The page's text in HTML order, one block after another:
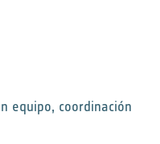
equipo, coordinación